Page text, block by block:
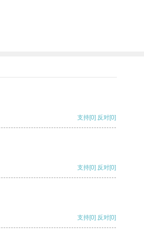
支持[0] 反对[0]
支持[0] 反对[0]
支持[0] 反对[0]